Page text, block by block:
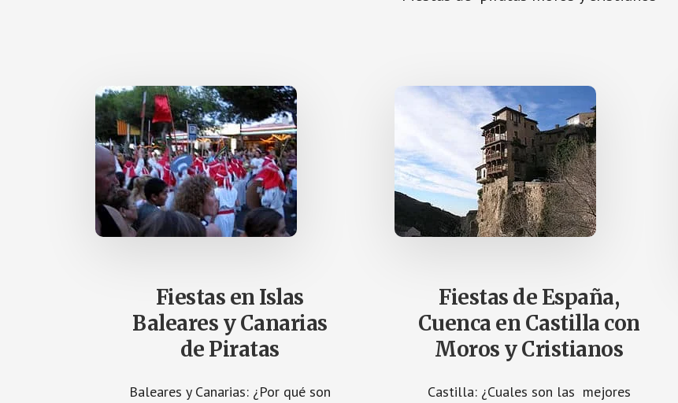
Fiestas en Islas
Baleares y Canarias
de Piratas
Baleares y Canarias: ¿Por qué son
Fiestas de España,
Cuenca en Castilla con
Moros y Cristianos
Castilla: ¿Cuales son las mejores